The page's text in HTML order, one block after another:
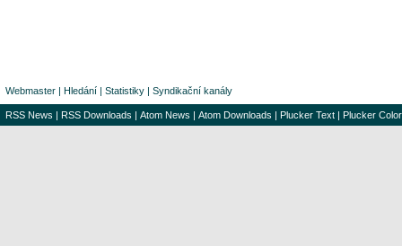
Webmaster | Hledání | Statistiky | Syndikační kanály
RSS News | RSS Downloads | Atom News | Atom Downloads | Plucker Text | Plucker Color